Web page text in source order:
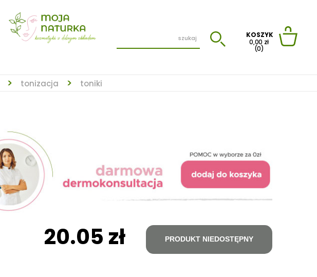
KOSZYK
0,00 zł
(0)
tonizacja toniki
20.05 zł PRODUKT NIEDOSTĘPNY